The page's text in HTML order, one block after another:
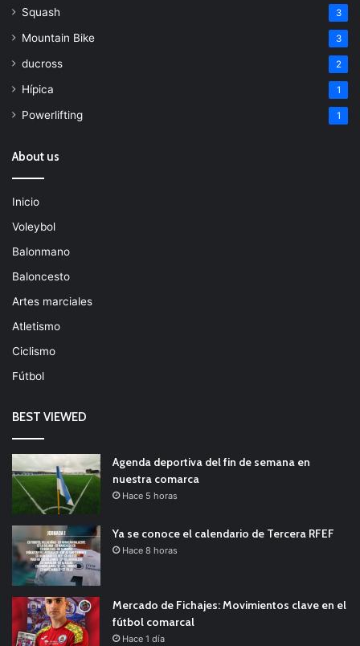
Squash 3
Mountain Bike 3
ducross 2
Hípica 1
Powerlifting 1
About us
Inicio
Voleybol
Balonmano
Baloncesto
Artes marciales
Atletismo
Ciclismo
Fútbol
BEST VIEWED
Agenda deportiva del fin de semana en
nuestra comarca
Hace 5 horas
Ya se conoce el calendario de Tercera RFEF
Hace 8 horas
Mercado de Fichajes: Movimientos clave en el
fútbol comarcal
Hace 1 día